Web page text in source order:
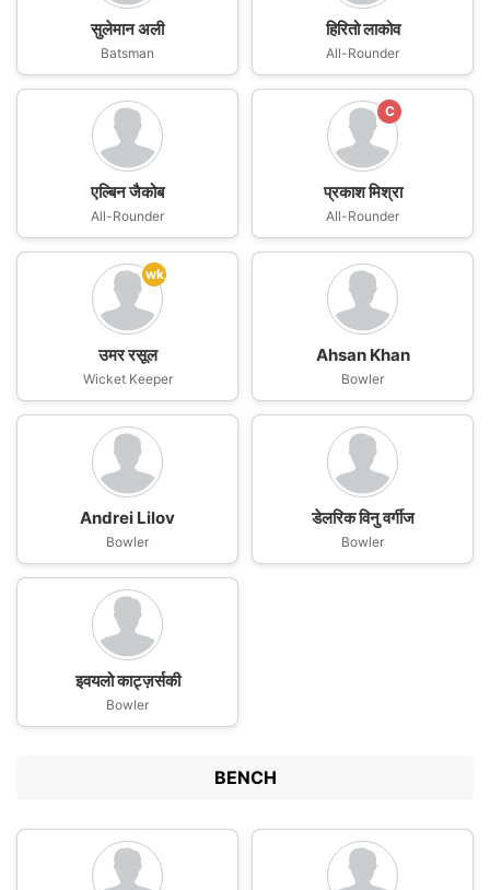
सुलेमान अली
Batsman
हिरितो लाकोव
All-Rounder
एल्बिन जैकोब
All-Rounder
C
प्रकाश मिश्रा
All-Rounder
wk
उमर रसूल
Wicket Keeper
Ahsan Khan
Bowler
Andrei Lilov
Bowler
डेलरिक विनु वर्गीज
Bowler
इवयलो काट्ज़र्सकी
Bowler
BENCH